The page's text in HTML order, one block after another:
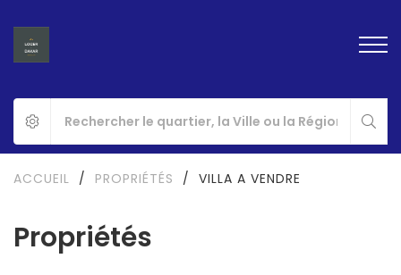
Propriétés
ACCUEIL / PROPRIÉTÉS / VILLA A VENDRE